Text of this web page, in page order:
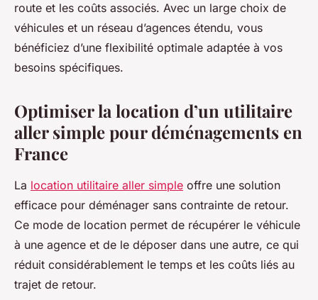
route et les coûts associés. Avec un large choix de
véhicules et un réseau d’agences étendu, vous
bénéficiez d’une flexibilité optimale adaptée à vos
besoins spécifiques.
Optimiser la location d’un utilitaire
aller simple pour déménagements en
France
La location utilitaire aller simple offre une solution
efficace pour déménager sans contrainte de retour.
Ce mode de location permet de récupérer le véhicule
à une agence et de le déposer dans une autre, ce qui
réduit considérablement le temps et les coûts liés au
trajet de retour.